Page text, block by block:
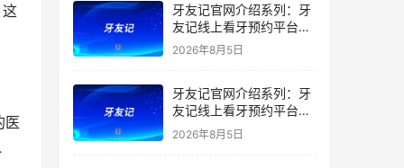
医
牙友记官网介绍系列：牙
友记线上看牙预约平台是
干什么的？靠谱吗？
2026年8月5日
牙友记官网介绍系列：牙
友记线上看牙预约平台让
看牙不再靠运气
2026年8月5日